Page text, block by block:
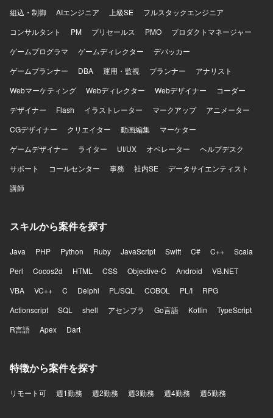
組込・制御
AIエンジニア 上級SE
フルスタックエンジニア
コンサルタント
PM プリセールス PMO
プロダクトマネージャー
ゲームプログラマ
ゲームディレクター
デバッカー
ゲームプランナー
DBA 運用・監視 プランナー
アナリスト
Webマーケティング
Webディレクター Webデザイナー
コーダー
デザイナー
Flash イラストレーター マークアップ
アニメーター
CGデザイナー
クリエイター 動画編集
マーケター
ゲームデザイナー
ライター UI/UX オペレーター
ヘルプデスク
サポート
コールセンター 事務 社内SE
データサイエンティスト
講師
スキルから案件を探す
Java PHP Python Ruby JavaScript Swift C# C++
Scala
Perl
Cocos2d HTML CSS Objective-C Android
VB.NET
VBA
VC++ C Delphi PL/SQL COBOL PL/I
RPG
Actionscript
SQL shell アセンブラ Go言語 Kotlin
TypeScript
R言語
Apex Dart
特徴から案件を探す
リモート可 週1勤務 週2勤務 週3勤務 週4勤務 週5勤務